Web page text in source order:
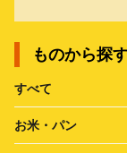
ものから探
すべて
お米・パン